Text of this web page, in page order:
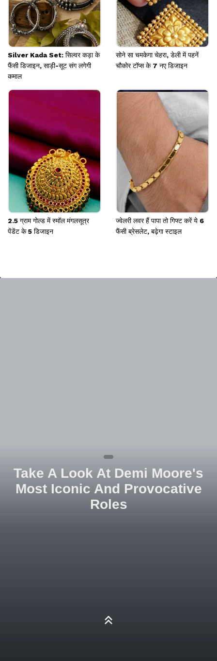
Silver Kada Set: सिल्वर कड़ा के
फैंसी डिजाइन, साड़ी-सूट संग लगेगी
कमाल
सोने सा चमकेगा चेहरा, डेली में पहनें
चौकोर टॉप्स के 7 नए डिजाइन
2.5 ग्राम गोल्ड में स्मॉल मंगलसूत्र
पेंडेंट के 5 डिजाइन
ज्वेलरी लवर हैं पापा तो गिफ्ट करें ये 6
फैंसी ब्रेसलेट, बढ़ेगा स्टाइल